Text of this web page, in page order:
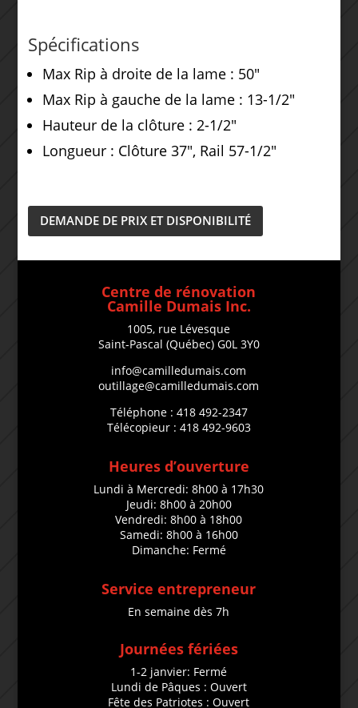
Spécifications
Max Rip à droite de la lame : 50″
Max Rip à gauche de la lame : 13-1/2″
Hauteur de la clôture : 2-1/2″
Longueur : Clôture 37″, Rail 57-1/2″
DEMANDE DE PRIX ET DISPONIBILITÉ
Centre de rénovation
Camille Dumais Inc.
1005, rue Lévesque
Saint-Pascal (Québec) G0L 3Y0
info@camilledumais.com
outillage@camilledumais.com
Téléphone : 418 492-2347
Télécopieur : 418 492-9603
Heures d’ouverture
Lundi à Mercredi: 8h00 à 17h30
Jeudi: 8h00 à 20h00
Vendredi: 8h00 à 18h00
Samedi: 8h00 à 16h00
Dimanche: Fermé
Service entrepreneur
En semaine dès 7h
Journées fériées
1-2 janvier: Fermé
Lundi de Pâques : Ouvert
Fête des Patriotes : Ouvert